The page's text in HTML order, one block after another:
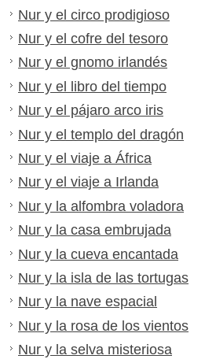
Nur y el circo prodigioso
Nur y el cofre del tesoro
Nur y el gnomo irlandés
Nur y el libro del tiempo
Nur y el pájaro arco iris
Nur y el templo del dragón
Nur y el viaje a África
Nur y el viaje a Irlanda
Nur y la alfombra voladora
Nur y la casa embrujada
Nur y la cueva encantada
Nur y la isla de las tortugas
Nur y la nave espacial
Nur y la rosa de los vientos
Nur y la selva misteriosa